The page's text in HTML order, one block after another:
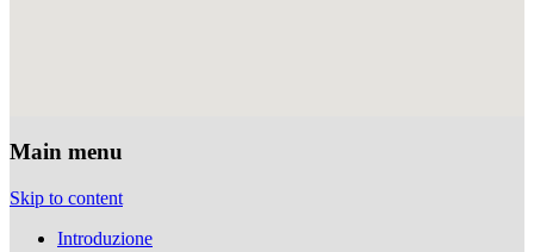
Main menu
Skip to content
Introduzione